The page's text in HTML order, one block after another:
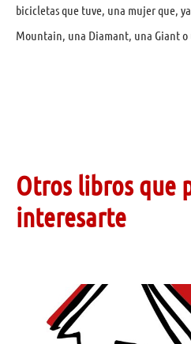
bicicletas que tuve, una mujer que,
Mountain, una Diamant, una Giant
Otros libros que
interesarte